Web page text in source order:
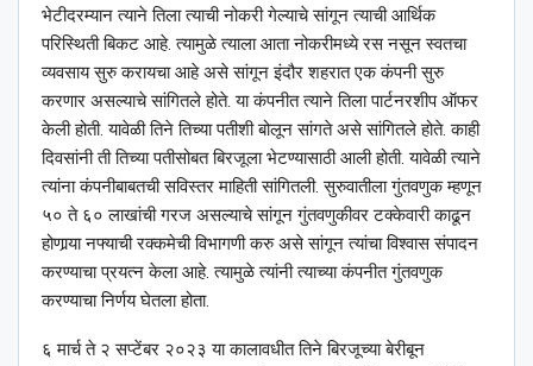
भेटीदरम्यान त्याने तिला त्याची नोकरी गेल्याचे सांगून त्याची आर्थिक
परिस्थिती बिकट आहे. त्यामुळे त्याला आता नोकरीमध्ये रस नसून स्वतचा
व्यवसाय सुरु करायचा आहे असे सांगून इंदौर शहरात एक कंपनी सुरु
करणार असल्याचे सांगितले होते. या कंपनीत त्याने तिला पार्टनरशीप ऑफर
केली होती. यावेळी तिने तिच्या पतीशी बोलून सांगते असे सांगितले होते. काही
दिवसांनी ती तिच्या पतीसोबत बिरजूला भेटण्यासाठी आली होती. यावेळी त्याने
त्यांना कंपनीबाबतची सविस्तर माहिती सांगितली. सुरुवातीला गुंतवणुक म्हणून
५० ते ६० लाखांची गरज असल्याचे सांगून गुंतवणुकीवर टक्केवारी काढून
होणार्‍या नफ्याची रक्कमेची विभागणी करु असे सांगून त्यांचा विश्‍वास संपादन
करण्याचा प्रयत्न केला आहे. त्यामुळे त्यांनी त्याच्या कंपनीत गुंतवणुक
करण्याचा निर्णय घेतला होता.
६ मार्च ते २ सप्टेंबर २०२३ या कालावधीत तिने बिरजूच्या बेरीबून